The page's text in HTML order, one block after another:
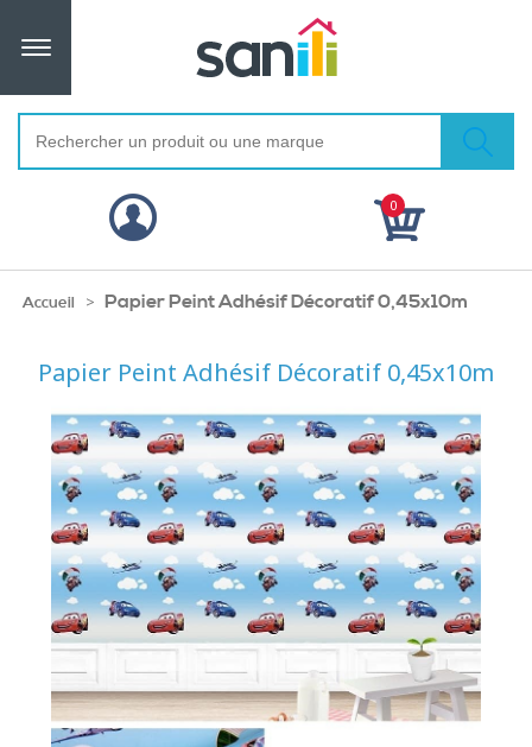
0
Accueil > Papier Peint Adhésif Décoratif 0,45x10m
Papier Peint Adhésif Décoratif 0,45x10m